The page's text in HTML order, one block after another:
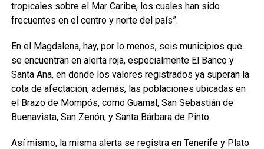
tropicales sobre el Mar Caribe, los cuales han sido
frecuentes en el centro y norte del país”.
En el Magdalena, hay, por lo menos, seis municipios que
se encuentran en alerta roja, especialmente El Banco y
Santa Ana, en donde los valores registrados ya superan la
cota de afectación, además, las poblaciones ubicadas en
el Brazo de Mompós, como Guamal, San Sebastián de
Buenavista, San Zenón, y Santa Bárbara de Pinto.
Así mismo, la misma alerta se registra en Tenerife y Plato